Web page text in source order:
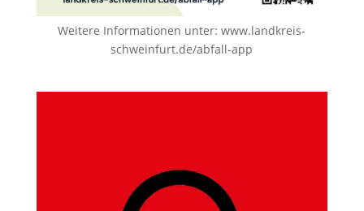
Weitere Informationen unter:www.landkreis-
schweinfurt.de/abfall-app